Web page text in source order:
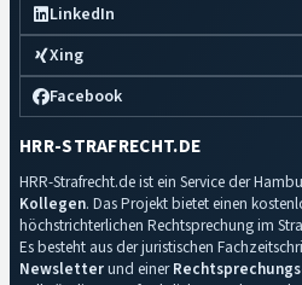
LinkedIn
Xing
Facebook
HRR-STRAFRECHT.DE
HRR-Strafrecht.de ist ein Service der
Kollegen. Das Projekt bietet einen
höchstrichterlichen Rechtsprechung im
Es besteht aus der juristischen
Newsletterund einer